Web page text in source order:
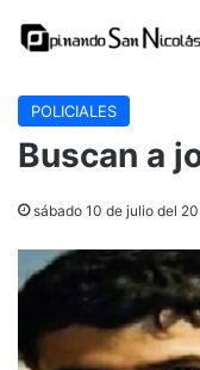
POLICIALES
Buscan a
sábado 10 de julio del